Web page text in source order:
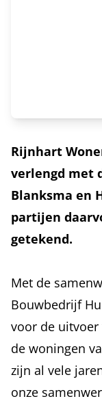
Rijnhart
verlengd met
Blanksma en
partijen
getekend.
Met de
Bouwbedrijf
voor de
de woningen
zijn al vele
onze